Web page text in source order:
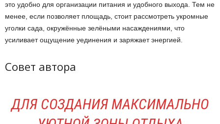
это удобно для организации питания и удобного выхода. Тем не
менее, если позволяет площадь, стоит рассмотреть укромные
уголки сада, окружённые зелёными насаждениями, что
усиливает ощущение уединения и заряжает энергией.
Совет автора
ДЛЯ СОЗДАНИЯ МАКСИМАЛЬНО